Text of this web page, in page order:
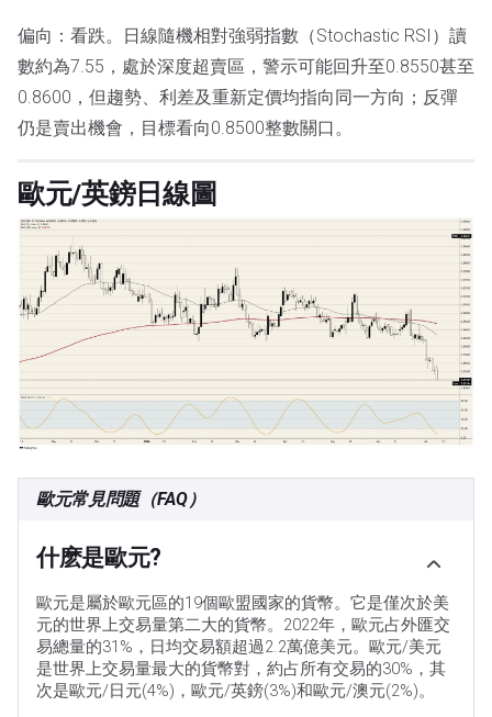
偏向：看跌。日線隨機相對強弱指數（Stochastic RSI）讀
數約為7.55，處於深度超賣區，警示可能回升至0.8550甚至
0.8600，但趨勢、利差及重新定價均指向同一方向；反彈
仍是賣出機會，目標看向0.8500整數關口。
歐元/英鎊日線圖
歐元常見問題（FAQ）
什麽是歐元?
歐元是屬於歐元區的19個歐盟國家的貨幣。它是僅次於美
元的世界上交易量第二大的貨幣。2022年，歐元占外匯交
易總量的31%，日均交易額超過2.2萬億美元。歐元/美元
是世界上交易量最大的貨幣對，約占所有交易的30%，其
次是歐元/日元(4%)，歐元/英鎊(3%)和歐元/澳元(2%)。